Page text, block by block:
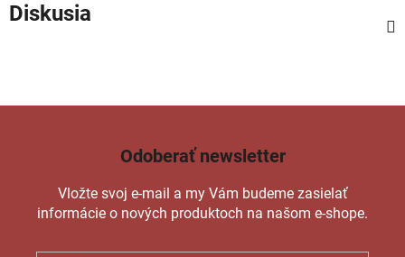
Diskusia
Odoberať newsletter
Vložte svoj e-mail a my Vám budeme zasielať
informácie o nových produktoch na našom e-shope.